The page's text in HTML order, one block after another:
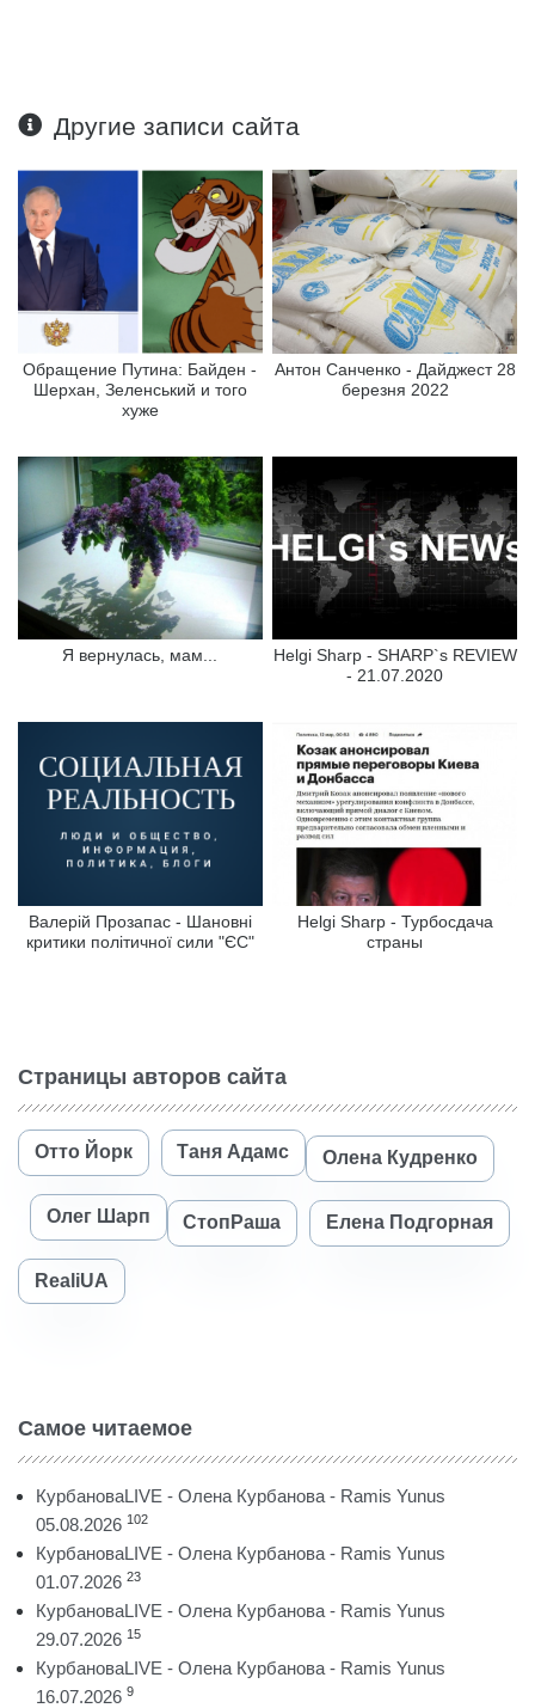
Другие записи сайта
Обращение Путина: Байден -
Шерхан, Зеленський и того
хуже
Антон Санченко - Дайджест 28
березня 2022
Я вернулась, мам...
Helgi Sharp - SHARP`s REVIEW
- 21.07.2020
Валерій Прозапас - Шановні
критики політичної сили "ЄС"
Helgi Sharp - Турбосдача
страны
Страницы авторов сайта
Отто Йорк Таня Адамс Олена Кудренко
Олег Шарп СтопРаша Елена Подгорная
RealiUA
Самое читаемое
КурбановаLIVE - Олена Курбанова - Ramis Yunus
05.08.2026 102
КурбановаLIVE - Олена Курбанова - Ramis Yunus
01.07.2026 23
КурбановаLIVE - Олена Курбанова - Ramis Yunus
29.07.2026 15
КурбановаLIVE - Олена Курбанова - Ramis Yunus
16.07.2026 9